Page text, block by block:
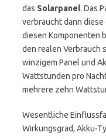
das Solarpanel. Das
verbraucht dann
diesen Komponenten
den realen Verbrauch
winzigem Panel und
Wattstunden pro
mehrere zehn
Wesentliche
Wirkungsgrad, Akku-